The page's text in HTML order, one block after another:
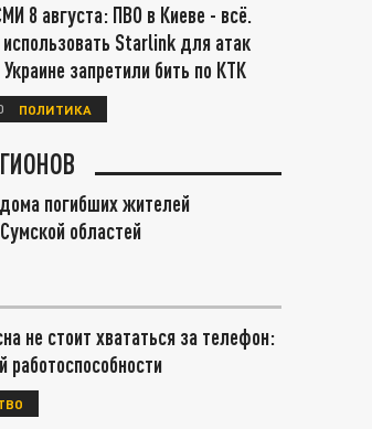
8 августа: ПВО в Киеве - всё.
Starlink для атак
запретили бить по КТК
ПОЛИТИКА
погибших жителей
областей
не стоит хвататься за телефон:
работоспособности